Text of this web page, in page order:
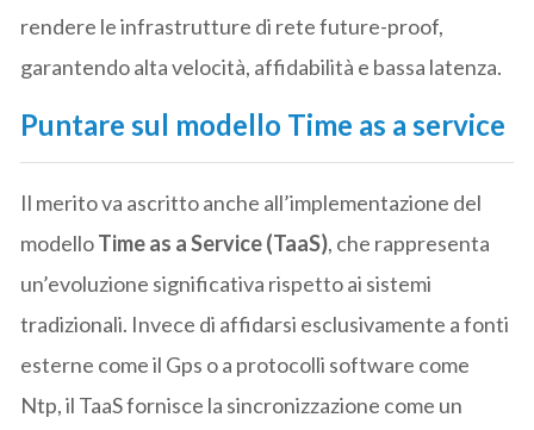
rendere le infrastrutture di rete future-proof,
garantendo alta velocità, affidabilità e bassa latenza.
Puntare sul modello Time as a service
Il merito va ascritto anche all’implementazione del
modelloTime as a Service (TaaS), che rappresenta
un’evoluzione significativa rispetto ai sistemi
tradizionali. Invece di affidarsi esclusivamente a fonti
esterne come il Gps o a protocolli software come
Ntp, il TaaS fornisce la sincronizzazione come un